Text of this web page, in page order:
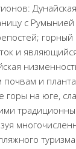
с
и
и
горы на юге,